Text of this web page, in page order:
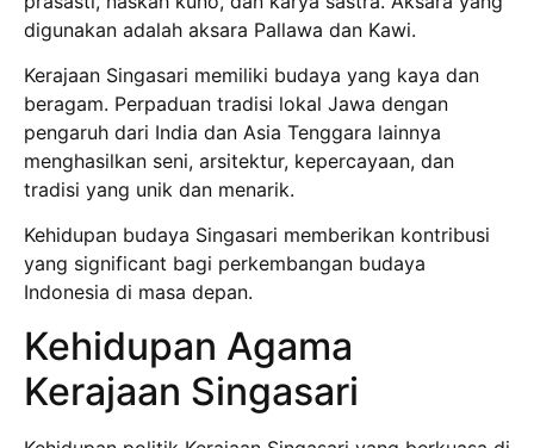
digunakan adalah aksara Pallawa dan Kawi.
Kerajaan Singasari memiliki budaya yang kaya dan
beragam. Perpaduan tradisi lokal Jawa dengan
pengaruh dari India dan Asia Tenggara lainnya
menghasilkan seni, arsitektur, kepercayaan, dan
tradisi yang unik dan menarik.
Kehidupan budaya Singasari memberikan kontribusi
yang significant bagi perkembangan budaya
Indonesia di masa depan.
Kehidupan Agama
Kerajaan Singasari